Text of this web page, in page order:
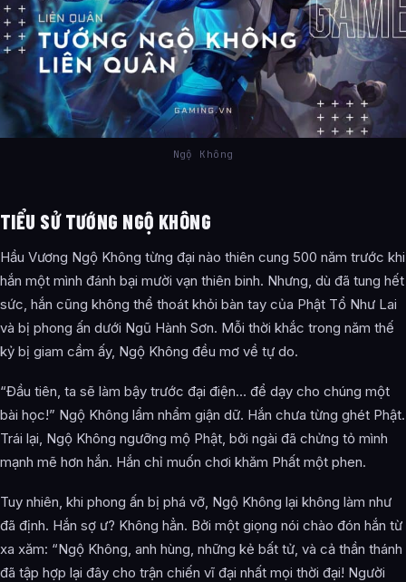
Ngộ Không
TIỂU SỬ TƯỚNG NGỘ KHÔNG
Hầu Vương Ngộ Không từng đại nào thiên cung 500 năm trước khi
hắn một mình đánh bại mười vạn thiên binh. Nhưng, dù đã tung hết
sức, hắn cũng không thể thoát khỏi bàn tay của Phật Tổ Như Lai
và bị phong ấn dưới Ngũ Hành Sơn. Mỗi thời khắc trong năm thế
kỷ bị giam cầm ấy, Ngộ Không đều mơ về tự do.
“Đầu tiên, ta sẽ làm bậy trước đại điện… để dạy cho chúng một
bài học!” Ngộ Không lẩm nhẩm giận dữ. Hắn chưa từng ghét Phật.
Trái lại, Ngộ Không ngưỡng mộ Phật, bởi ngài đã chửng tỏ mình
mạnh mẽ hơn hắn. Hắn chỉ muốn chơi khăm Phất một phen.
Tuy nhiên, khi phong ấn bị phá vỡ, Ngộ Không lại không làm như
đã định. Hắn sợ ư? Không hẳn. Bởi một giọng nói chào đón hắn từ
xa xăm: “Ngộ Không, anh hùng, những kẻ bất tử, và cả thần thánh
đã tập hợp lại đây cho trận chiến vĩ đại nhất mọi thời đại! Người